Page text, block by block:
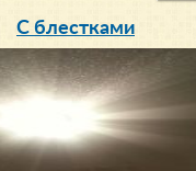
C блестками